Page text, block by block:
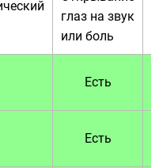
глаз на звук
или боль
Есть
Есть